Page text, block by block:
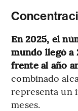
En 2025, el
mundo llegó a
frente al año
combinado
representa un
meses.